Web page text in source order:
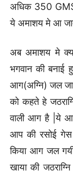
अधिक 350
ये अमाशय मे आ
अब अमाशय मे
भगवान की बनाई
आग(अग्नि) जल
को कहते हे
वाली आग है |ये
आप की रसोई
किया आग जल
खाया की